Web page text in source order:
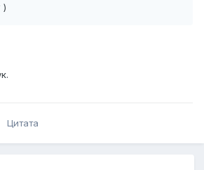
)
Цитата